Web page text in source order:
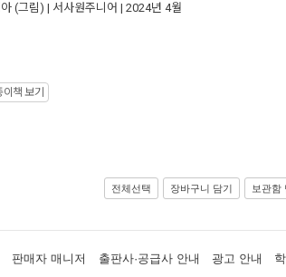
(그림) | 서사원주니어 | 2024년 4월
이책 보기
전체선택 장바구니 담기 보관함
판매자 매니저 출판사·공급사 안내 광고 안내